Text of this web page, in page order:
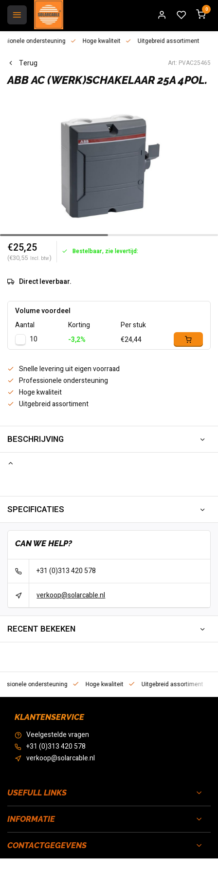
0
ondersteuning Hoge kwaliteit Uitgebreid assortiment
Terug Art: PVAC25465
ABBAC (WERK)SCHAKELAAR 25A 4POL.
€25,25
(€30,55 Incl. btw)
Bestelbaar, zie levertijd:
Direct leverbaar.
Volume voordeel
Aantal
Korting
Per stuk
10
-3,2% €24,44
Snelle levering uit eigen voorraad
Professionele ondersteuning
Hoge kwaliteit
Uitgebreid assortiment
BESCHRIJVING
SPECIFICATIES
CAN WE HELP?
+31 (0)313 420 578
verkoop@solarcable.nl
RECENT BEKEKEN
ondersteuning Hoge kwaliteit Uitgebreid assortiment
KLANTENSERVICE
Veelgestelde vragen
+31 (0)313 420 578
verkoop@solarcable.nl
USEFULL LINKS
INFORMATIE
CONTACTGEGEVENS